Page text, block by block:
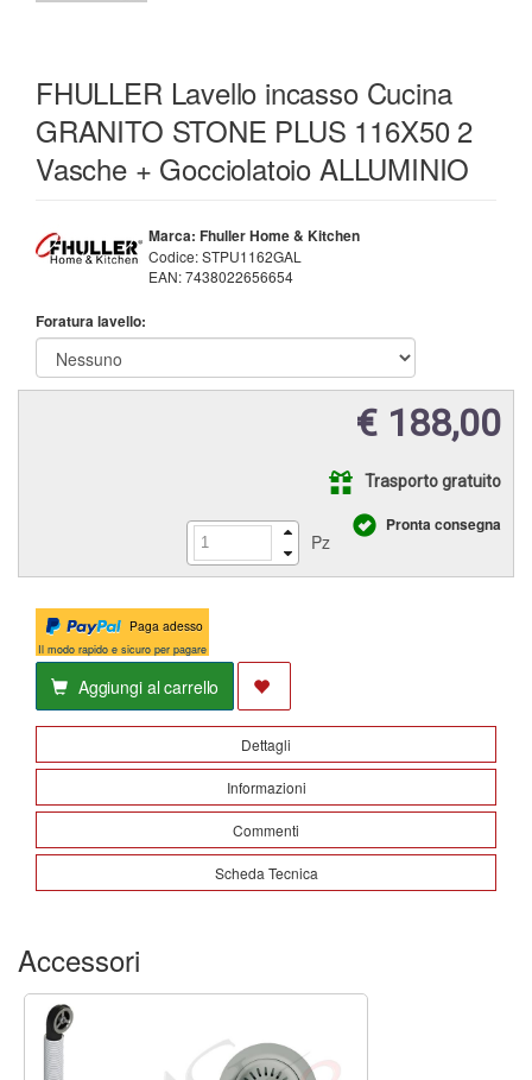
FHULLER Lavello incasso Cucina
GRANITO STONE PLUS 116X50 2
Vasche + Gocciolatoio ALLUMINIO
Marca: Fhuller Home & Kitchen
Codice:STPU1162GAL
EAN:7438022656654
Foratura lavello:
€ 188,00
Trasporto gratuito
Pronta consegna
Pz
Paga adesso
Il modo rapido e sicuro per pagare
Aggiungi al carrello
Dettagli
Informazioni
Commenti
Scheda Tecnica
Accessori